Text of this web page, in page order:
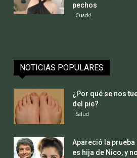
pechos
Cuack!
NOTICIAS POPULARES
¿Por qué se nos
del pie?
Salud
Apareció la prueba
es hija de Nico, y